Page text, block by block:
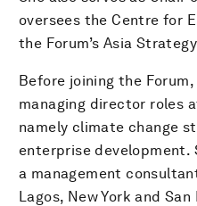
oversees the Centre for
the Forum’s Asia
Before joining the
managing director roles
namely climate change
enterprise development.
a management
Lagos, New York and